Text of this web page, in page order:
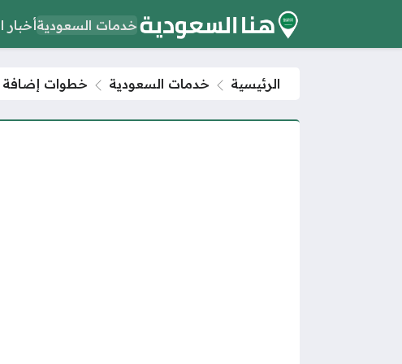
خدمات السعوديةأخبار
الرئيسية خدمات السعودية خطوات إضافة